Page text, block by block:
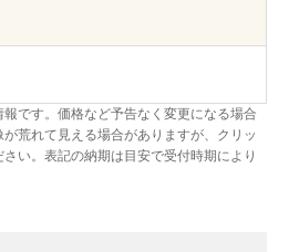
CLOSE
です。価格など予告なく変更になる場合
荒れて見える場合がありますが、クリッ
い。表記の納期は目安で受付時期により